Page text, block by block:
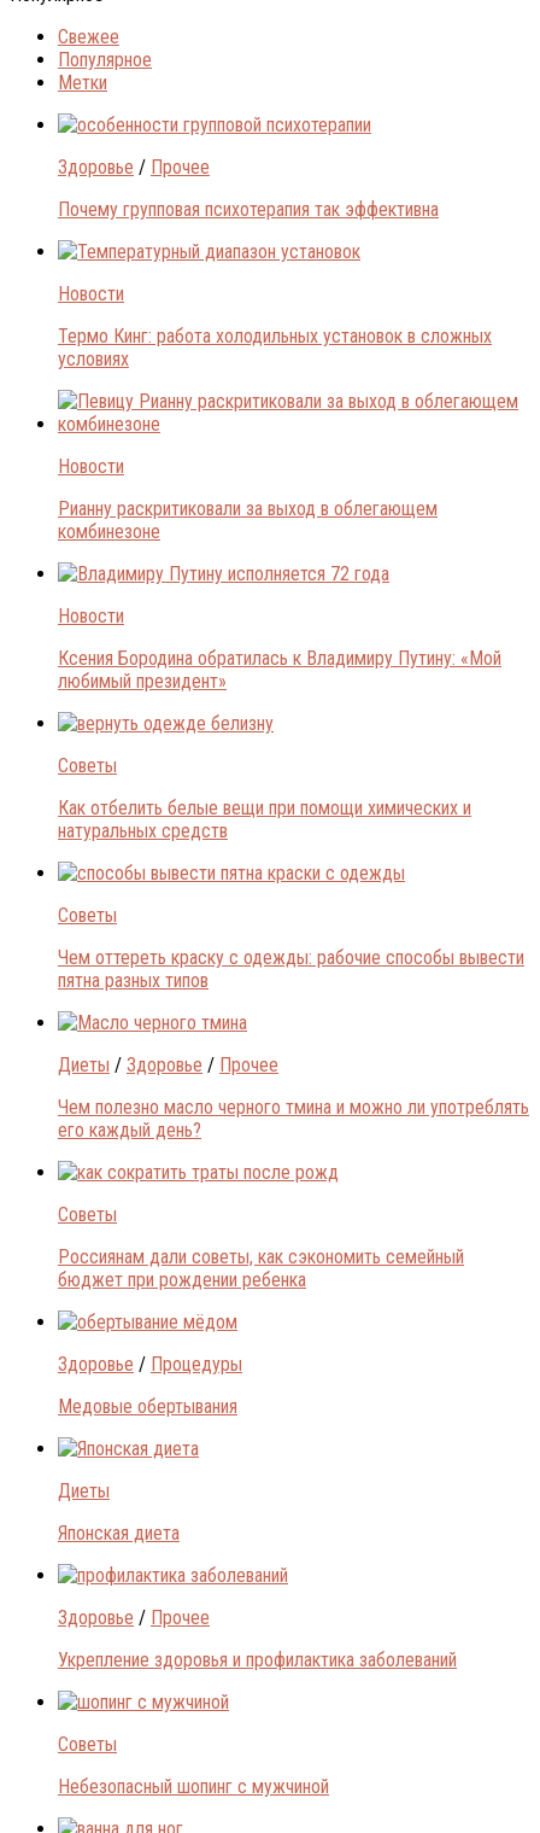
Свежее
Популярное
Метки
Здоровье / Прочее
Почему групповая психотерапия так эффективна
Новости
Термо Кинг: работа холодильных установок в сложных
условиях
Новости
Рианну раскритиковали за выход в облегающем
комбинезоне
Новости
Ксения Бородина обратилась к Владимиру Путину: «Мой
любимый президент»
Советы
Как отбелить белые вещи при помощи химических и
натуральных средств
Советы
Чем оттереть краску с одежды: рабочие способы вывести
пятна разных типов
Диеты / Здоровье / Прочее
Чем полезно масло черного тмина и можно ли употреблять
его каждый день?
Советы
Россиянам дали советы, как сэкономить семейный
бюджет при рождении ребенка
Здоровье / Процедуры
Медовые обертывания
Диеты
Японская диета
Здоровье / Прочее
Укрепление здоровья и профилактика заболеваний
Советы
Небезопасный шопинг с мужчиной